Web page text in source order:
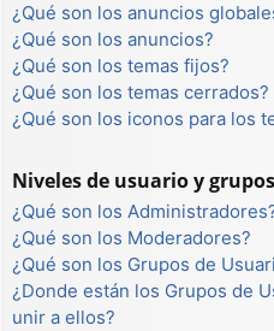
¿Qué son los anuncios
¿Qué son los anuncios?
¿Qué son los temas fijos?
¿Qué son los temas cerrados?
¿Qué son los iconos para los
Niveles de usuario y grupos
¿Qué son los
¿Qué son los Moderadores?
¿Qué son los Grupos de
¿Donde están los Grupos de
unir a ellos?